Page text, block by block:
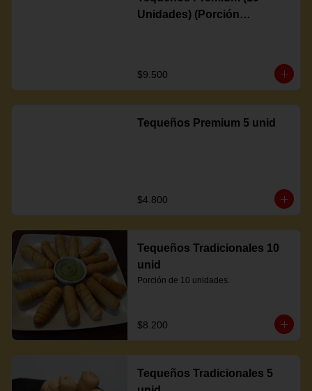
Unidades) (Porción
$9.500
Tequeños Premium 5 unid
$4.800
Tequeños Tradicionales 10
unid
Porción de 10 unidades.
$8.200
Tequeños Tradicionales 5